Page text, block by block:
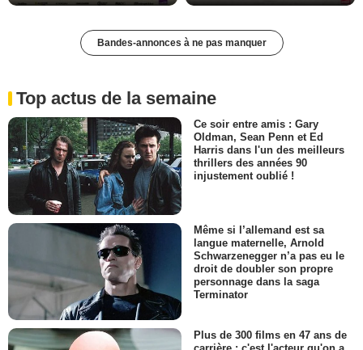
Bandes-annonces à ne pas manquer
Top actus de la semaine
Ce soir entre amis : Gary
Oldman, Sean Penn et Ed
Harris dans l'un des meilleurs
thrillers des années 90
injustement oublié !
Même si l’allemand est sa
langue maternelle, Arnold
Schwarzenegger n’a pas eu le
droit de doubler son propre
personnage dans la saga
Terminator
Plus de 300 films en 47 ans de